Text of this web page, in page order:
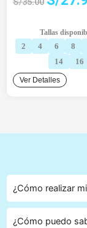
era:
S/35.00.
Tallas
2 4 6 8
14
16
Ver Detalles
¿Cómo realizar
¿Cómo puedo